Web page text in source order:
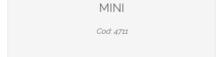
MINI
Cod: 4711